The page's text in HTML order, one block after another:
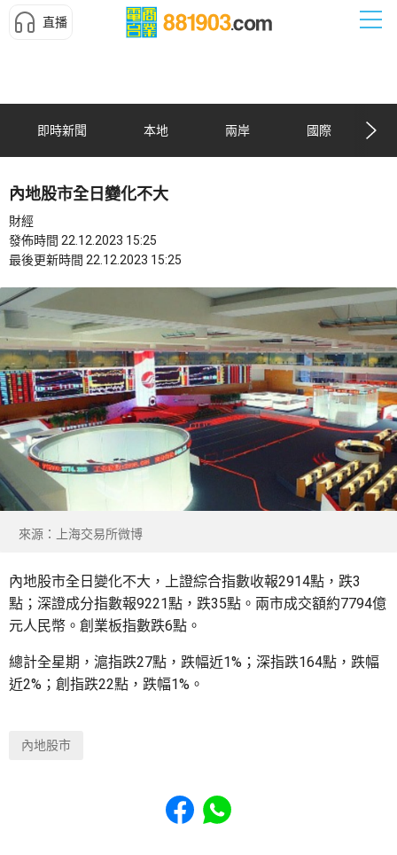
直播
即時新聞 本地 兩岸 國際
內地股市全日變化不大
財經
發佈時間 22.12.2023 15:25
最後更新時間 22.12.2023 15:25
來源：上海交易所微博
內地股市全日變化不大，上證綜合指數收報2914點，跌3
點；深證成分指數報9221點，跌35點。兩市成交額約7794億
元人民幣。創業板指數跌6點。
總計全星期，滬指跌27點，跌幅近1%；深指跌164點，跌幅
近2%；創指跌22點，跌幅1%。
內地股市
Share to Facebook
Share to WhatsApp